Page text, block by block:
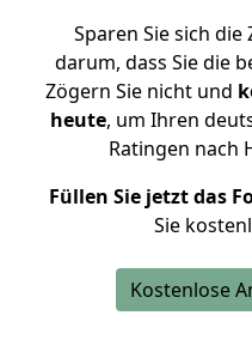
Sparen Sie sich
darum, dass Sie die
Zögern Sie nicht und
heute, um Ihren
Ratingen nach
Füllen Sie jetzt das
Sie
Kostenlose